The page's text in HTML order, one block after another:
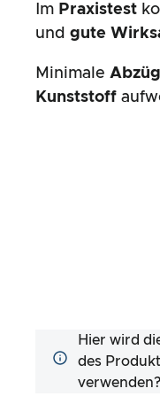
Im Praxistest
und gute
Minimale
Kunststoff
Hier wird
des
verwenden?